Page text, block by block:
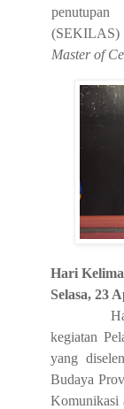
(SEKILAS)
Master of
Hari Kelima
Selasa,23
kegiatan
yang
Budaya
Komunikasi